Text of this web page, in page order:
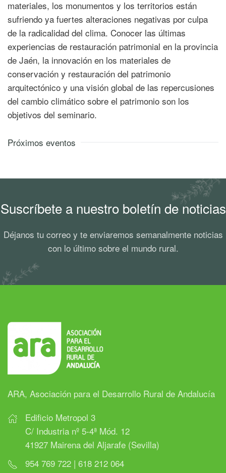
materiales, los monumentos y los territorios están
sufriendo ya fuertes alteraciones negativas por culpa
de la radicalidad del clima. Conocer las últimas
experiencias de restauración patrimonial en la provincia
de Jaén, la innovación en los materiales de
conservación y restauración del patrimonio
arquitectónico y una visión global de las repercusiones
del cambio climático sobre el patrimonio son los
objetivos del seminario.
Próximos eventos
Suscríbete a nuestro boletín de noticias
Déjanos tu correo y te enviaremos semanalmente noticias
con lo último sobre el mundo rural.
ARA, Asociación para el Desarrollo Rural de Andalucía
Edificio Metropol 3
C/ Industria nº 5-4ª Mód. 12
41927 Mairena del Aljarafe (Sevilla)
954 769 722 | 618 212 064